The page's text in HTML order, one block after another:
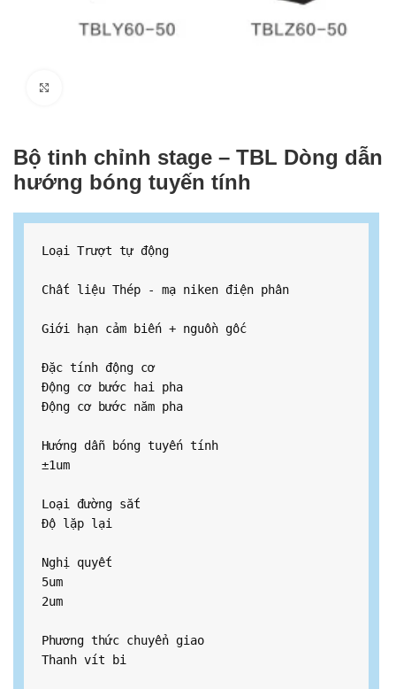
Bộ tinh chỉnh stage – TBL Dòng dẫn
hướng bóng tuyến tính
Loại Trượt tự động
Chất liệu Thép - mạ niken điện phân
Giới hạn cảm biến + nguồn gốc
Đặc tính động cơ
Động cơ bước hai pha
Động cơ bước năm pha
Hướng dẫn bóng tuyến tính
±1um
Loại đường sắt
Độ lặp lại
Nghị quyết
5um
2um
Phương thức chuyển giao
Thanh vít bi